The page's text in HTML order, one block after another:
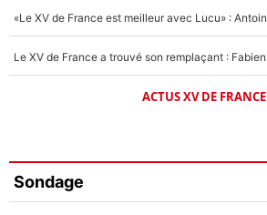
ACTUS XV DE FRANCE
Sondage